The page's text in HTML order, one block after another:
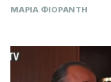
ΜΑΡΙΑ ΦΙΟΡΑΝΤΗ